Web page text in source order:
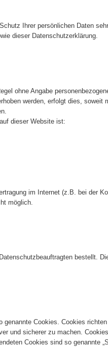
Ihrer persönlichen Daten
dieser Datenschutzerklärung.
ohne Angabe
werden, erfolgt dies,
dieser Website ist:
im Internet (z.B. bei der
möglich.
bestellt.
genannte Cookies. Cookies
und sicherer zu machen.
Cookies sind so genannte